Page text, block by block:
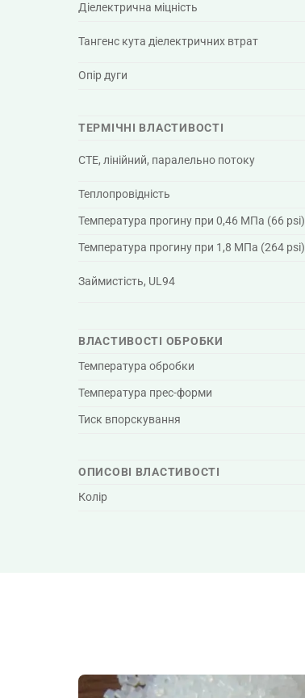
Діелектрична міцність
Тангенс кута діелектричних втрат
Опір дуги
ТЕРМІЧНІ ВЛАСТИВОСТІ
CTE, лінійний, паралельно потоку
Теплопровідність
Температура прогину при 0,46 МПа (66 psi)
Температура прогину при 1,8 МПа (264 psi)
Займистість, UL94
ВЛАСТИВОСТІ ОБРОБКИ
Температура обробки
Температура прес-форми
Тиск впорскування
ОПИСОВІ ВЛАСТИВОСТІ
Колір